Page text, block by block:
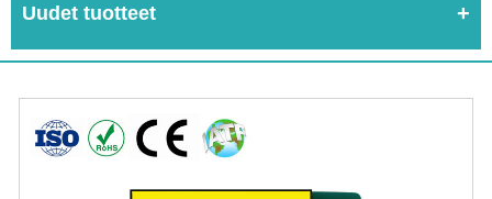
Uudet tuotteet